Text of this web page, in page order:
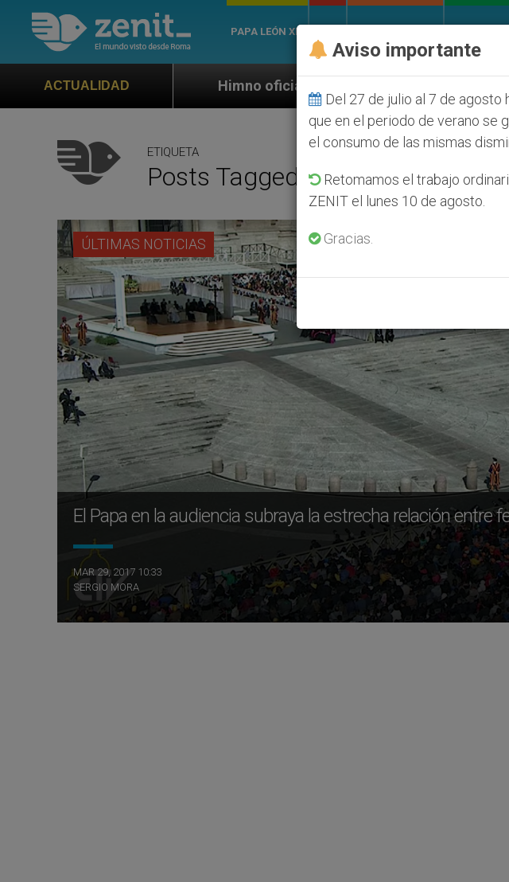
PAPA LEÓN XIV
ACTUALIDAD
Himno oficial de la Jornada Mundial de la Juventud Seúl 2027
ETIQUETA
Posts Tagged ‘29/03/207’
ÚLTIMAS NOTICIAS
El Papa en la audiencia subraya la estrecha relación entre
MAR 29, 2017 10:33
SERGIO MORA
Aviso importante
Del 27 de julio al 7 de agosto
que en el periodo de verano se
el consumo de las mismas
Retomamos el trabajo
ZENIT el lunes 10 de agosto.
Gracias.